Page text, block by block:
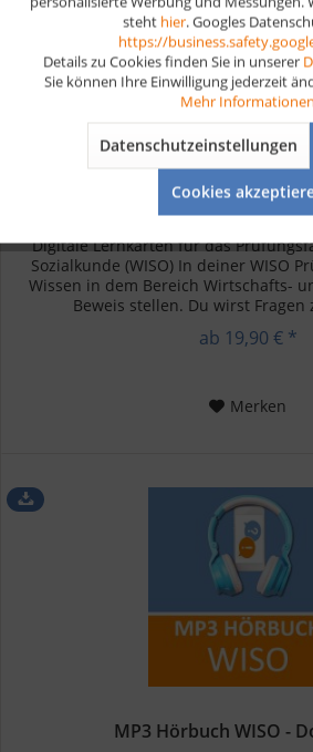
Wirtschafts- und Sozialkunde
Digitale Lernkarten für das
Sozialkunde (WISO) In deiner WISO
Wissen in dem Bereich Wirtschafts-
Beweis stellen. Du wirst Fragen
ab 19,90 € *
Merken
MP3 Hörbuch WISO -
steht hier. Googles
https://
Details zu Cookies finden Sie in unserer
Sie können Ihre Einwilligung jederzeit
Mehr Informationen
Datenschutzeinstellungen
Cookies